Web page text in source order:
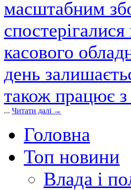
масштабним
касового
день
також працює
... Читати далі →
Головна
Топ новини
Влада і